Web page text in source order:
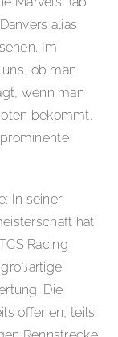
alias
Im
ob man
wenn man
bekommt.
In seiner
hat
Racing
Die
offenen, teils